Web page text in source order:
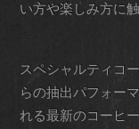
い方や楽しみ方に
スペシャルティコ
らの抽出パフォーマ
れる最新のコーヒ